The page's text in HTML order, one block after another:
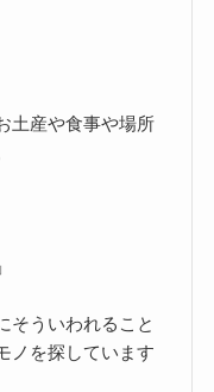
土産や食事や場所
そういわれること
ノを探しています